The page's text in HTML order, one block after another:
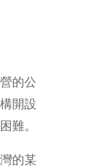
的公
開設
難。
的某